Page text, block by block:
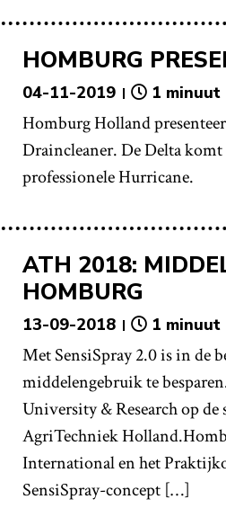
HOMBURG
04-11-2019 1 minuut
Homburg Holland
Draincleaner. De Delta
professionele Hurricane.
ATH 2018:
HOMBURG
13-09-2018 1 minuut
Met SensiSpray 2.0 is in de
middelengebruik te
University & Research op
AgriTechniek
International en het
SensiSpray-concept […]